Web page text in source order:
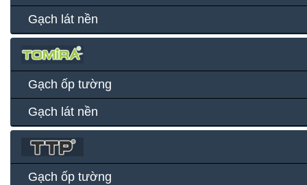
Gạch lát nền
Gạch ốp tường
Gạch lát nền
Gạch ốp tường